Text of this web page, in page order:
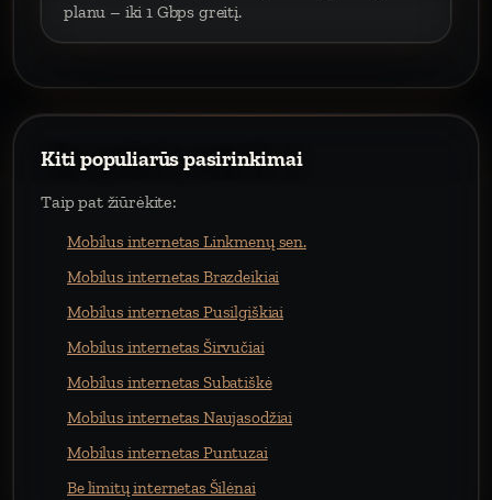
planu – iki 1 Gbps greitį.
Kiti populiarūs pasirinkimai
Taip pat žiūrėkite:
Mobilus internetas Linkmenų sen.
Mobilus internetas Brazdeikiai
Mobilus internetas Pusilgiškiai
Mobilus internetas Širvučiai
Mobilus internetas Subatiškė
Mobilus internetas Naujasodžiai
Mobilus internetas Puntuzai
Be limitų internetas Šilėnai